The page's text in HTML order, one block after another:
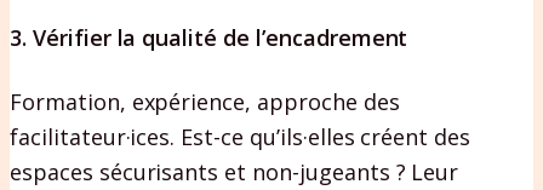
3. Vérifier la qualité de l’encadrement
Formation, expérience, approche des
facilitateur·ices. Est-ce qu’ils·elles créent des
espaces sécurisants et non-jugeants ? Leur